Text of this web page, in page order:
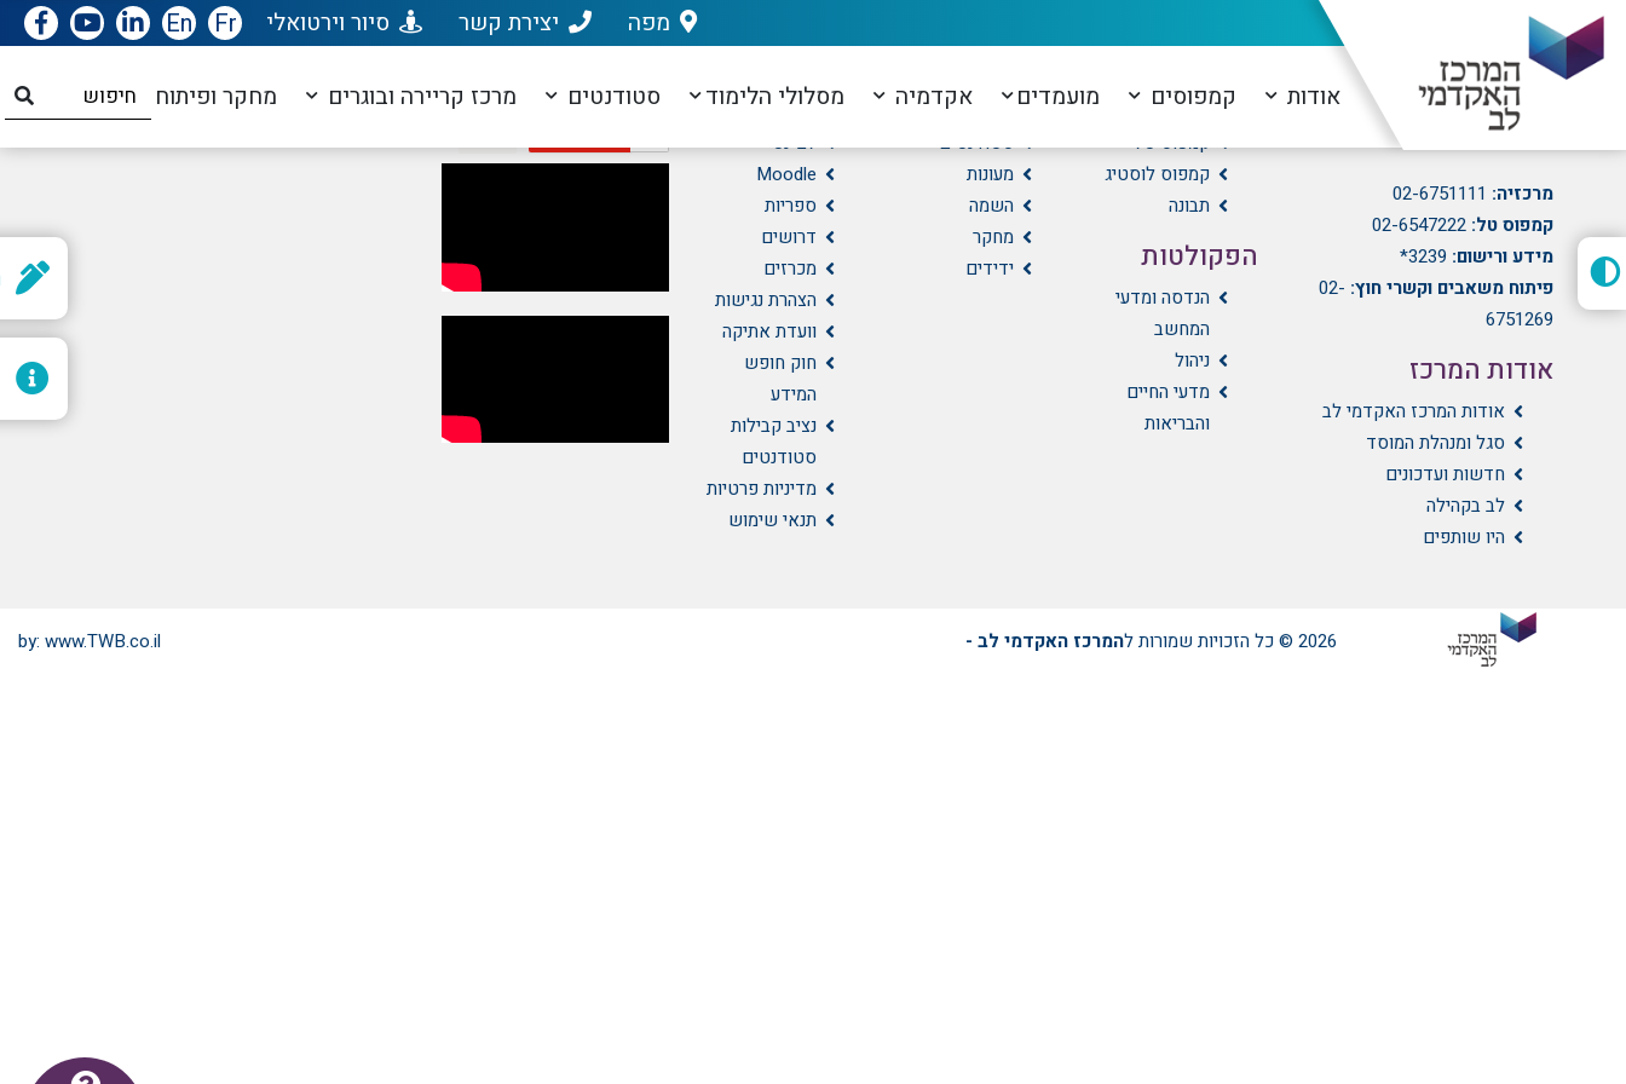
מפה יצירת קשר סיור וירטואלי Fr
En
אודות קמפוסים מועמדים אקדמיה מסלולי הלימוד סטודנטים מרכז קריירה ובוגרים מחקר ופיתוח
המרכז האקדמי לב
הועד הלאומי 21, גבעת מרדכי,
מרכזיה: 02-6751111
קמפוס טל: 02-6547222
מידע ורישום: 3239*
פיתוח משאבים וקשרי חוץ: 02-
6751269
אודות המרכז
אודות המרכז האקדמי לב
סגל ומנהלת המוסד
חדשות ועדכונים
לב בקהילה
היו שותפים
קמפוס לב
קמפוס טל
קמפוס לוסטיג
תבונה
הפקולטות
הנדסה ומדעי
המחשב
ניהול
מדעי החיים
והבריאות
מועמדים
סטודנטים
מעונות
השמה
מחקר
ידידים
נרשמים
לב-נט
Moodle
ספריות
דרושים
מכרזים
הצהרת נגישות
וועדת אתיקה
חוק חופש
המידע
נציב קבילות
סטודנטים
מדיניות פרטיות
תנאי שימוש
2026 © כל הזכויות שמורות ל המרכז האקדמי לב - by: www.TWB.co.il